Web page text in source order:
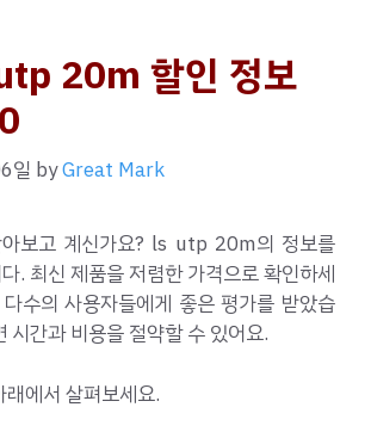
20m 할인 정보
일 byGreat Mark
보고 계신가요? ls utp 20m의 정보를
. 최신 제품을 저렴한 가격으로 확인하세
수의 사용자들에게 좋은 평가를 받았습
시간과 비용을 절약할 수 있어요.
에서 살펴보세요.